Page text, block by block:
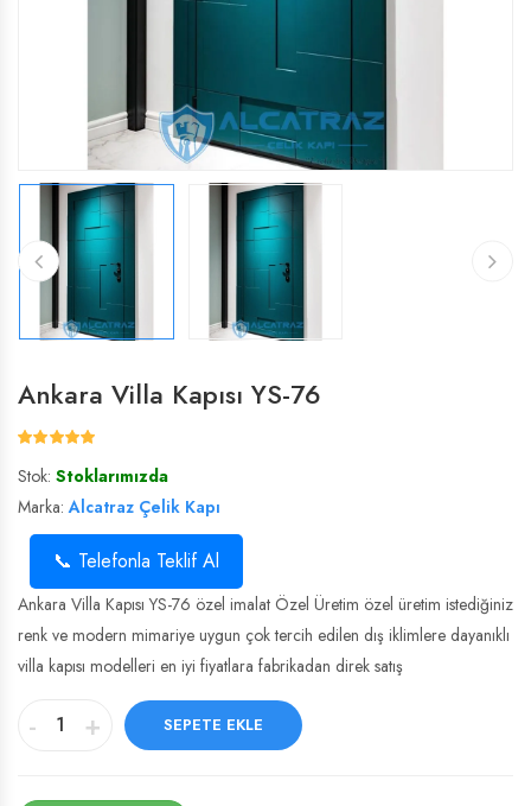
Ankara Villa Kapısı YS-76
Stok: Stoklarımızda
Marka:Alcatraz Çelik Kapı
📞 Telefonla Teklif Al
Ankara Villa Kapısı YS-76 özel imalat Özel Üretim özel üretim istediğiniz
renk ve modern mimariye uygun çok tercih edilen dış iklimlere dayanıklı
villa kapısı modelleri en iyi fiyatlara fabrikadan direk satış
- + SEPETE EKLE